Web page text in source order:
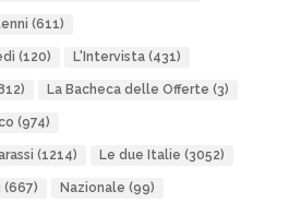
(611)
(120) L'Intervista(431)
La Bacheca delle Offerte (3)
(974)
(1214) Le due Italie (3052)
(667) Nazionale (99)